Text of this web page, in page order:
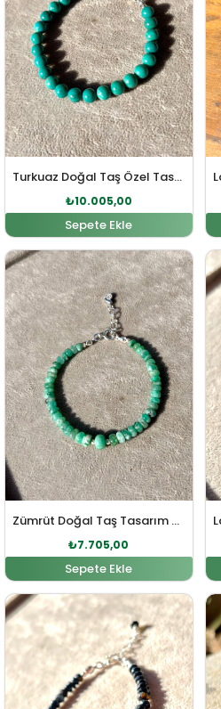
Turkuaz Doğal Taş Özel Tasarım Gümüş Bileklik
₺10.005,00
Sepete Ekle
Zümrüt Doğal Taş Tasarım Gümüş Bileklik
Orijinal fiyat: ₺8.050,00.
₺7.705,00
Şu andaki fiyat:
Sepete Ekle
Orijinal fiyat: ₺4.140,00.
Şu andaki fiyat: